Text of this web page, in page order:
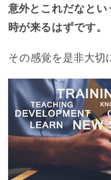
意外とこれだなと
時が来るはずです。
その感覚を是非大切